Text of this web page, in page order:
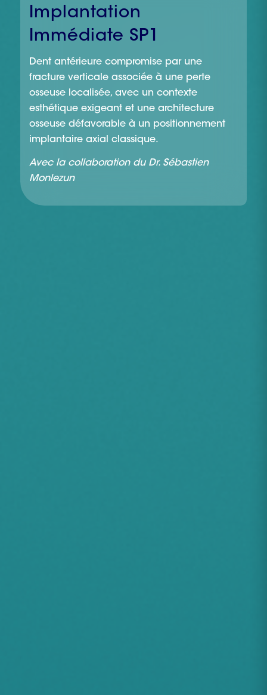
Implantation
Immédiate SP1
Dent antérieure compromise par une
fracture verticale associée à une perte
osseuse localisée, avec un contexte
esthétique exigeant et une architecture
osseuse défavorable à un positionnement
implantaire axial classique.
Avec la collaboration du Dr. Sébastien
Monlezun